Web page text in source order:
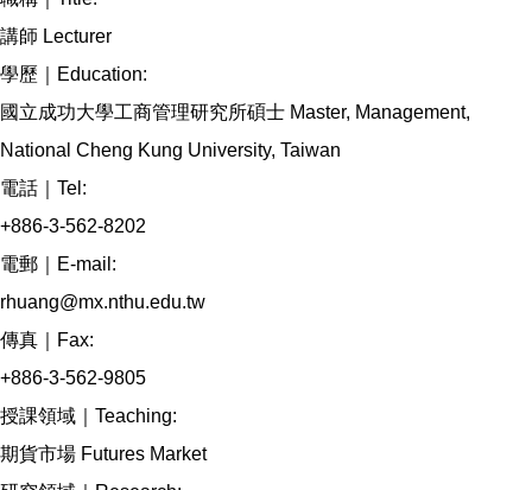
講師 Lecturer
學歷｜Education:
國立成功大學工商管理研究所碩士 Master, Management,
National Cheng Kung University, Taiwan
電話｜Tel:
+886-3-562-8202
電郵｜E-mail:
rhuang@mx.nthu.edu.tw
傳真｜Fax:
+886-3-562-9805
授課領域｜Teaching:
期貨市場 Futures Market